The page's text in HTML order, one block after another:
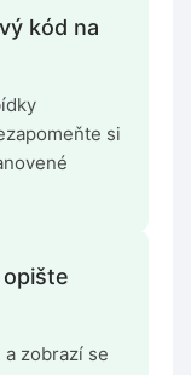
kód na
si
zobrazí se